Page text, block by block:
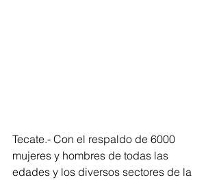
Tecate.- Con el respaldo de 6000
mujeres y hombres de todas las
edades y los diversos sectores de la